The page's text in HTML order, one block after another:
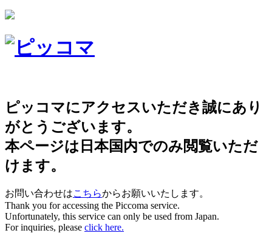
ピッコマにアクセスいただき誠にあり
がとうございます。
本ページは日本国内でのみ閲覧いただ
けます。
お問い合わせはこちらからお願いいたします。
Thank you for accessing the Piccoma service.
Unfortunately, this service can only be used from Japan.
For inquiries, please click here.